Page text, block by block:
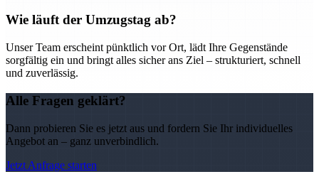
Wie läuft der Umzugstag ab?
Unser Team erscheint pünktlich vor Ort, lädt Ihre Gegenstände
sorgfältig ein und bringt alles sicher ans Ziel – strukturiert, schnell
und zuverlässig.
Alle Fragen geklärt?
Dann probieren Sie es jetzt aus und fordern Sie Ihr individuelles
Angebot an – ganz unverbindlich.
Jetzt Anfrage starten